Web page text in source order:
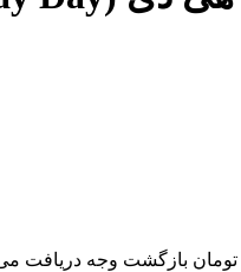
بازگشت وجه دریافت